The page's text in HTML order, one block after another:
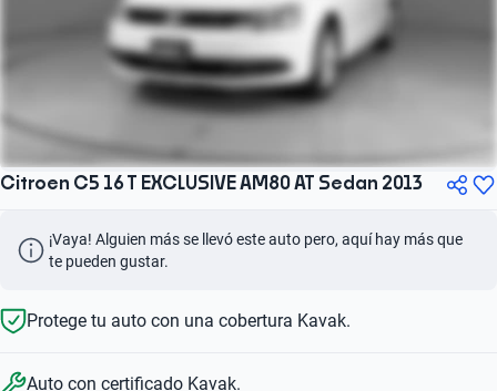
Citroen C5 16 T EXCLUSIVE AM80 AT Sedan 2013
¡Vaya! Alguien más se llevó este auto pero, aquí hay más que
te pueden gustar.
Protege tu auto con una cobertura Kavak.
Auto con certificado Kavak.